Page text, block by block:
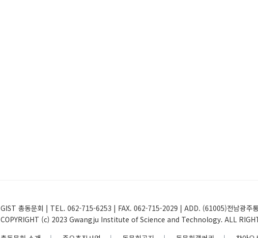
GIST 총동문회 | TEL. 062-715-6253 | FAX. 062-715-2029 | ADD. (61005)전남광주
COPYRIGHT (c) 2023 Gwangju Institute of Science and Technology. ALL